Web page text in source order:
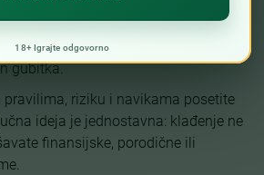
i pravila na stranici
nemojte otvarati nalog dok ste
gubitka.
pravilima, riziku i navikama posetite
ideja je jednostavna: klađenje ne
finansijske, porodične ili